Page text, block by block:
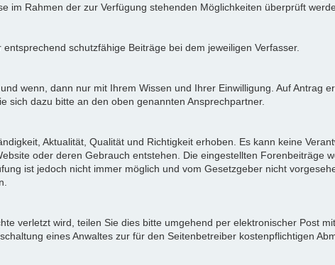
im Rahmen der zur Verfügung stehenden Möglichkeiten überprüft
schutzfähige Beiträge bei dem jeweiligen Verfasser.
wenn, dann nur mit Ihrem Wissen und Ihrer Einwilligung. Auf Antrag
sich dazu bitte an den oben genannten Ansprechpartner.
Aktualität, Qualität und Richtigkeit erhoben. Es kann keine
oder deren Gebrauch entstehen. Die eingestellten Forenbeiträge
ist jedoch nicht immer möglich und vom Gesetzgeber nicht
verletzt wird, teilen Sie dies bitte umgehend per elektronischer Post
eines Anwaltes zur für den Seitenbetreiber kostenpflichtigen